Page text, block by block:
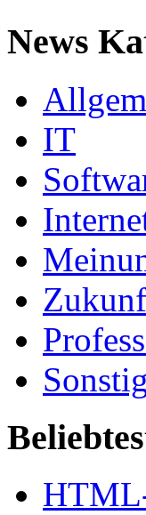
News
IT